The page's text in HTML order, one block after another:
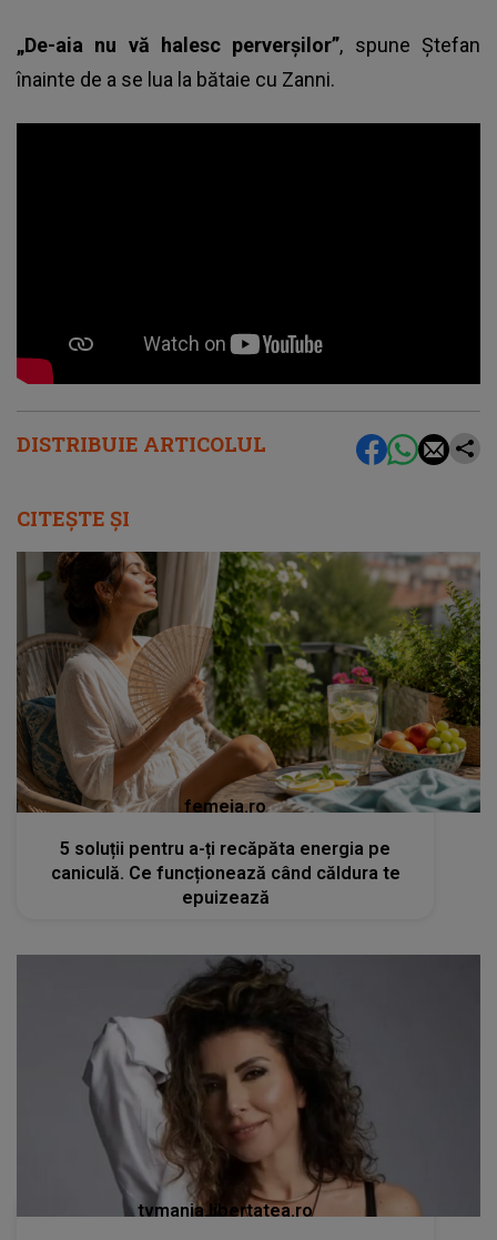
DISTRIBUIE ARTICOLUL
„De-aia nu vă halesc perverșilor”, spune Ștefan
înainte de a se lua la bătaie cu Zanni.
CITEȘTE ȘI
femeia.ro
5 soluții pentru a-ți recăpăta energia pe
caniculă. Ce funcționează când căldura te
epuizează
tvmania.libertatea.ro